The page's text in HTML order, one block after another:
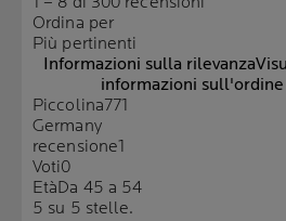
Ordina per
Più pertinenti
Informazioni sulla rilevanza
informazioni sull'ordine
Piccolina771
Germany
recensione1
Voti0
EtàDa 45 a 54
5 su 5 stelle.